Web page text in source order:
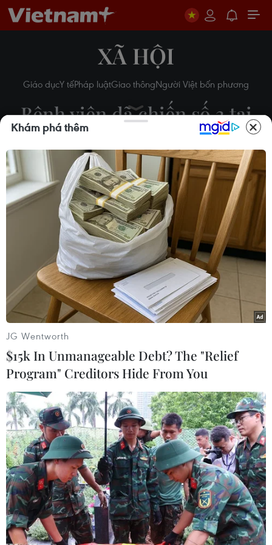
XÃ HỘI
Giáo dụcY tếPháp luậtGiao thôngNgười Việt bốn phương
Bệnh viện dã chiến số 3 tại
Hải Dương sẵn sàng hoạt
động
08/02/2021 04:21
Theo dõi VietnamPlus
Sau một tuần thi công, Bệnh viện dã chiến số 3
điều trị cho bệnh nhân COVID-19 của Hải Dương
đã hoàn thành, vượt tiến độ 2 ngày so với kế
hoạch và sẵn sàng đón tiếp bệnh nhân.
Play
Video
Tỉnh Hải Dương đã hoàn tất việc thiết lập bệnh
viện dã chiến thứ ba để điều trị bệnh nhân
Khám phá thêm
JG Wentworth
$15k In Unmanageable Debt? The "Relief
Program" Creditors Hide From You